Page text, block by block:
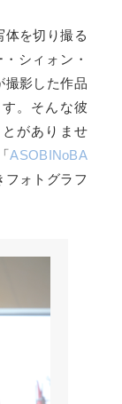
体を切り撮る
シィォン・
撮影した作品
。そんな彼
がありませ
ASOBINoBA
フォトグラフ